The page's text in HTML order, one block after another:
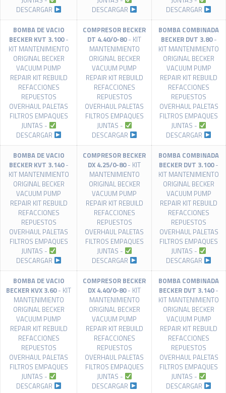
DESCARGAR
DESCARGAR
DESCARGAR
BOMBA DE VACIO
BECKER KVT 3.100-
KIT MANTENIMIENTO
ORIGINAL BECKER
VACUUM PUMP
REPAIR KIT REBUILD
REFACCIONES
REPUESTOS
OVERHAUL PALETAS
FILTROS EMPAQUES
JUNTAS -
DESCARGAR
COMPRESOR BECKER
DT 4.40/0-80- KIT
MANTENIMIENTO
ORIGINAL BECKER
VACUUM PUMP
REPAIR KIT REBUILD
REFACCIONES
REPUESTOS
OVERHAUL PALETAS
FILTROS EMPAQUES
JUNTAS -
DESCARGAR
BOMBA COMBINADA
BECKER DVT 3.80-
KIT MANTENIMIENTO
ORIGINAL BECKER
VACUUM PUMP
REPAIR KIT REBUILD
REFACCIONES
REPUESTOS
OVERHAUL PALETAS
FILTROS EMPAQUES
JUNTAS -
DESCARGAR
BOMBA DE VACIO
BECKER KVT 3.140-
KIT MANTENIMIENTO
ORIGINAL BECKER
VACUUM PUMP
REPAIR KIT REBUILD
REFACCIONES
REPUESTOS
OVERHAUL PALETAS
FILTROS EMPAQUES
JUNTAS -
DESCARGAR
COMPRESOR BECKER
DX 4.25/0-80- KIT
MANTENIMIENTO
ORIGINAL BECKER
VACUUM PUMP
REPAIR KIT REBUILD
REFACCIONES
REPUESTOS
OVERHAUL PALETAS
FILTROS EMPAQUES
JUNTAS -
DESCARGAR
BOMBA COMBINADA
BECKER DVT 3.100-
KIT MANTENIMIENTO
ORIGINAL BECKER
VACUUM PUMP
REPAIR KIT REBUILD
REFACCIONES
REPUESTOS
OVERHAUL PALETAS
FILTROS EMPAQUES
JUNTAS -
DESCARGAR
BOMBA DE VACIO
BECKER KVX 3.60- KIT
MANTENIMIENTO
ORIGINAL BECKER
VACUUM PUMP
REPAIR KIT REBUILD
REFACCIONES
REPUESTOS
OVERHAUL PALETAS
FILTROS EMPAQUES
JUNTAS -
DESCARGAR
COMPRESOR BECKER
DX 4.40/0-80- KIT
MANTENIMIENTO
ORIGINAL BECKER
VACUUM PUMP
REPAIR KIT REBUILD
REFACCIONES
REPUESTOS
OVERHAUL PALETAS
FILTROS EMPAQUES
JUNTAS -
DESCARGAR
BOMBA COMBINADA
BECKER DVT 3.140-
KIT MANTENIMIENTO
ORIGINAL BECKER
VACUUM PUMP
REPAIR KIT REBUILD
REFACCIONES
REPUESTOS
OVERHAUL PALETAS
FILTROS EMPAQUES
JUNTAS -
DESCARGAR